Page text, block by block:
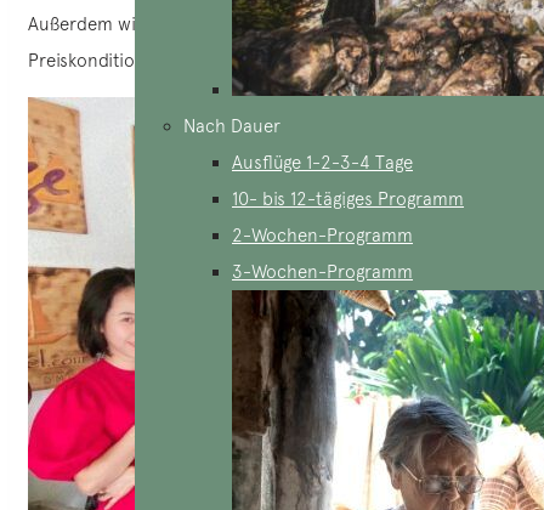
Nach Dauer
Ausflüge 1-2-3-4 Tage
10- bis 12-tägiges Programm
2-Wochen-Programm
3-Wochen-Programm
Außerdem wird Ihnen eine frühzeitige Planung bessere
Preiskonditionen bei Ihrem Reisebüro in Vietnam bieten.